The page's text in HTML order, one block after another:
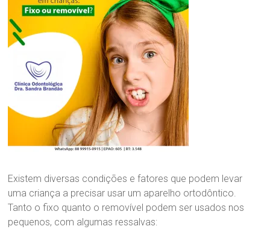
O
d
o
ó
r
a
.
S
a
Existem diversas condições e fatores que podem levar
uma criança a precisar usar um aparelho ortodôntico.
Tanto o fixo quanto o removível podem ser usados nos
pequenos, com algumas ressalvas: